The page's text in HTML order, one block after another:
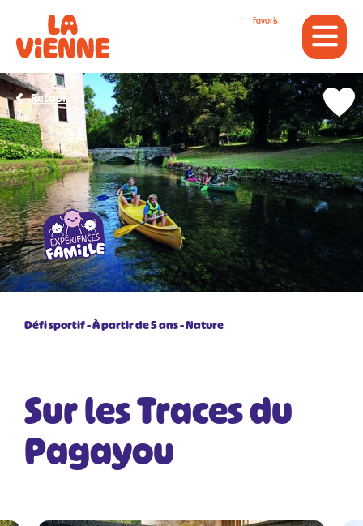
Favoris
Défi sportif À partir de 5 ans Nature
Sur les Traces du
Pagayou
Retour